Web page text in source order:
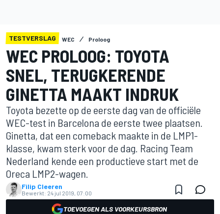
TESTVERSLAG WEC Proloog
WEC PROLOOG: TOYOTA
SNEL, TERUGKERENDE
GINETTA MAAKT INDRUK
Toyota bezette op de eerste dag van de officiële
WEC-test in Barcelona de eerste twee plaatsen.
Ginetta, dat een comeback maakte in de LMP1-
klasse, kwam sterk voor de dag. Racing Team
Nederland kende een productieve start met de
Oreca LMP2-wagen.
Filip Cleeren
Bewerkt: 24 jul 2019, 07:00
TOEVOEGEN ALS VOORKEURSBRON